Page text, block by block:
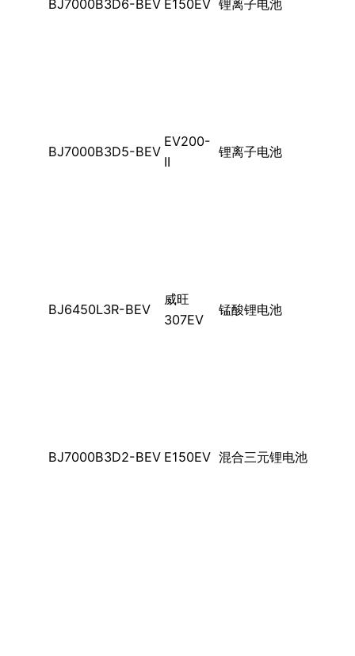
BJ7000B3D6-BEV E150EV 锂离子电池
BJ7000B3D5-BEV
EV200-
II
锂离子电池
BJ6450L3R-BEV
威旺
307EV
锰酸锂电池
BJ7000B3D2-BEV E150EV 混合三元锂电池